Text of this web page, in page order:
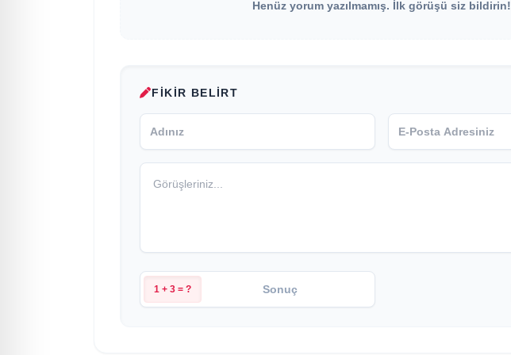
Henüz yorum yazılmamış. İlk görüşü siz bildirin!
FIKIR BELIRT
1 + 3 = ?